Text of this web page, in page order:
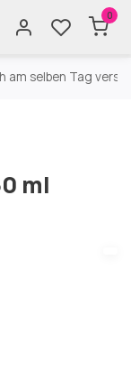
0
am selben Tag
ml